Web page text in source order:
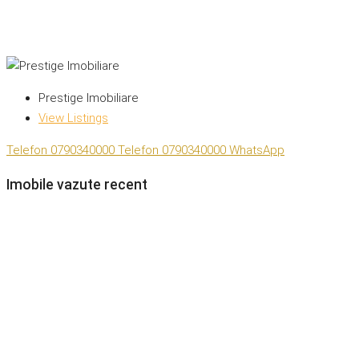
Prestige Imobiliare
View Listings
Telefon 0790340000 Telefon 0790340000 WhatsApp
Imobile vazute recent